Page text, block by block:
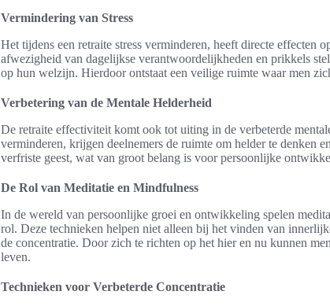
Vermindering van Stress
Het tijdens een retraite stress verminderen, heeft directe effecten
afwezigheid van dagelijkse verantwoordelijkheden en prikkels
op hun welzijn. Hierdoor ontstaat een veilige ruimte waar men
Verbetering van de Mentale Helderheid
De retraite effectiviteit komt ook tot uiting in de verbeterde
verminderen, krijgen deelnemers de ruimte om helder te denken
verfriste geest, wat van groot belang is voor persoonlijke
De Rol van Meditatie en Mindfulness
In de wereld van persoonlijke groei en ontwikkeling spelen
rol. Deze technieken helpen niet alleen bij het vinden van
de concentratie. Door zich te richten op het hier en nu kunnen
leven.
Technieken voor Verbeterde Concentratie